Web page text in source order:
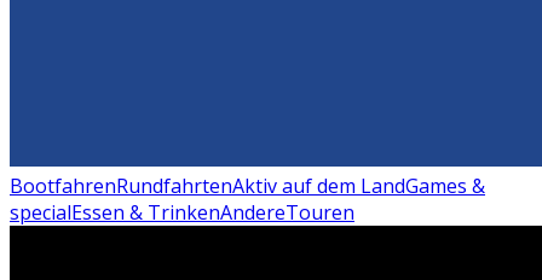
BootfahrenRundfahrtenAktiv auf dem LandGames &
specialEssen & TrinkenAndereTouren